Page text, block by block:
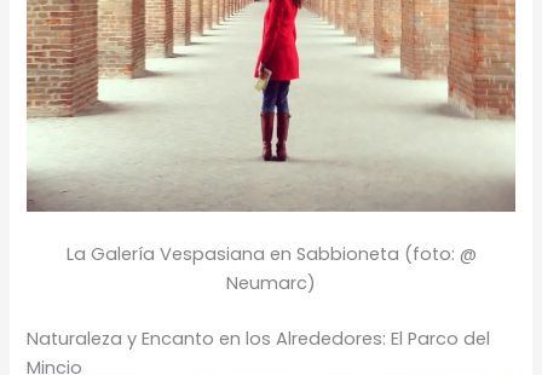
La Galería Vespasiana en Sabbioneta (foto: @
Neumarc)
Naturaleza y Encanto en los Alrededores: El Parco del
Mincio